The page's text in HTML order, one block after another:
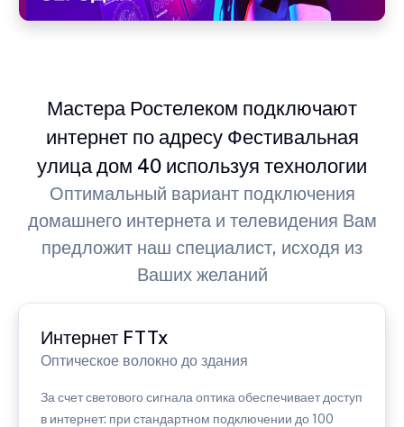
Мастера Ростелеком подключают
интернет по адресу Фестивальная
улица дом 40 используя технологии
Оптимальный вариант подключения
домашнего интернета и телевидения Вам
предложит наш специалист, исходя из
Ваших желаний
Интернет FTTx
Оптическое волокно до здания
За счет светового сигнала оптика обеспечивает доступ
в интернет: при стандартном подключении до 100